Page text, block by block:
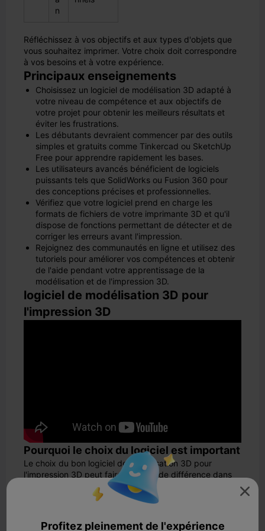
n
Réfléchissez à vos objectifs et aux types d'objets que
vous souhaitez imprimer. Votre choix doit correspondre
à vos besoins et à votre expérience.
Principaux enseignements
Choisissez un logiciel de modélisation 3D adapté à
votre niveau de compétence et aux objectifs de
votre projet pour obtenir les meilleurs résultats et
éviter les frustrations.
Les débutants devraient commencer par des outils
simples et gratuits comme Tinkercad ou SketchUp
Free pour apprendre rapidement les bases.
Les utilisateurs avancés bénéficient de logiciels
puissants tels que SolidWorks ou Fusion 360 pour
des conceptions précises et professionnelles.
Vérifiez que votre logiciel prend en charge les
formats de fichiers de votre imprimante 3D et qu'il
dispose de fonctions permettant de détecter et de
corriger les erreurs avant l'impression.
Rejoignez des communautés en ligne et utilisez des
tutoriels pour améliorer vos compétences et obtenir
de l'aide pendant votre apprentissage de la
modélisation et de l'impression 3D.
logiciel de modélisation 3D pour
l'impression 3D
Pourquoi le choix du logiciel est important
Le choix du bon logiciel de modélisation 3D pour
l'impression 3D peut faire une grande différence dans
vos résultats. Le logiciel que vous utilisez détermine
l'aspect de vos créations et leur qualité d'impression.
modélisation 3D peuvent créer des modèles présentant

Profitez pleinement de l'expérience